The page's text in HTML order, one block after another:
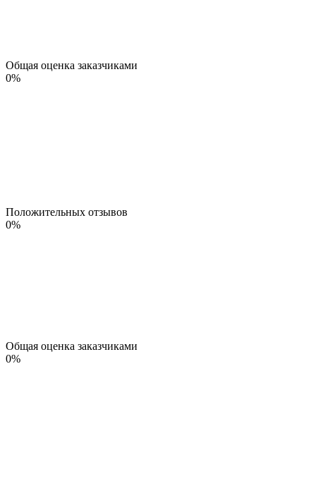
Общая оценка заказчиками
0%
Положительных отзывов
0%
Общая оценка заказчиками
0%